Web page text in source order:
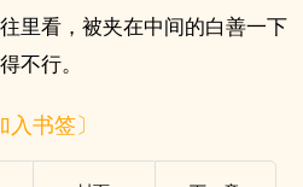
里看，被夹在中间的白善一下
不行。
入书签〕